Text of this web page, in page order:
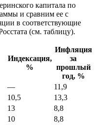
капитала по
и сравним ее с
в соответствующие
(см. таблицу).
Индексация,
%
Инфляция
за
прошлый
год, %
—
11,9
10,5
13,3
13
8,8
10
8,8